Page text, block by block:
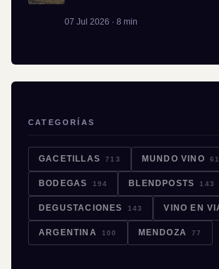
07 Jul 2026 · 8 min
CATEGORÍAS
GACETILLAS 713 MUNDO VINO
BODEGAS 194 BLENDPOSTS 143
DEGUSTACIONES 143 VINO EN
ARGENTINA 100 MENDOZA 77